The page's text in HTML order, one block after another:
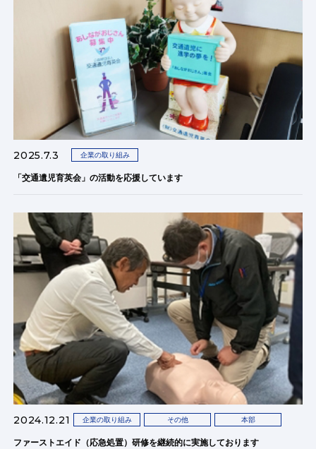
2025.7.3 企業の取り組み
「交通遺児育英会」の活動を応援しています
2024.12.21 企業の取り組み その他 本部
ファーストエイド（応急処置）研修を継続的に実施しております